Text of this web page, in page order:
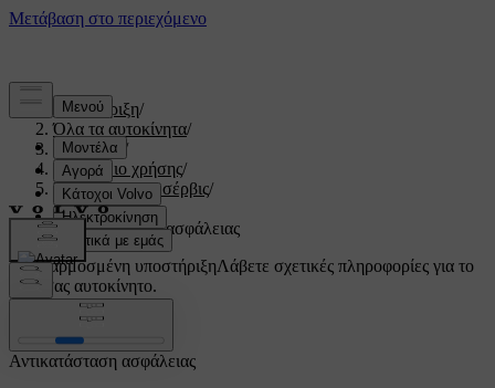
Υποστήριξη/
Όλα τα αυτοκίνητα/
V60 2022 /
Εγχειρίδιο χρήσης/
Συντήρηση και σέρβις/
Ασφάλειες/
Αντικατάσταση ασφάλειας
Προσαρμοσμένη υποστήριξηΛάβετε σχετικές πληροφορίες για το
δικό σας αυτοκίνητο.
Αντικατάσταση ασφάλειας